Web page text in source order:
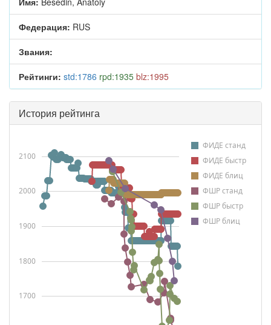
Федерация: RUS
Звания:
Рейтинги: std:1786 rpd:1935 blz:1995
История рейтинга
ФИДЕ станд
ФИДЕ быстр
ФИДЕ блиц
ФШР станд
ФШР быстр
ФШР блиц
1700
1800
1900
2000
2100